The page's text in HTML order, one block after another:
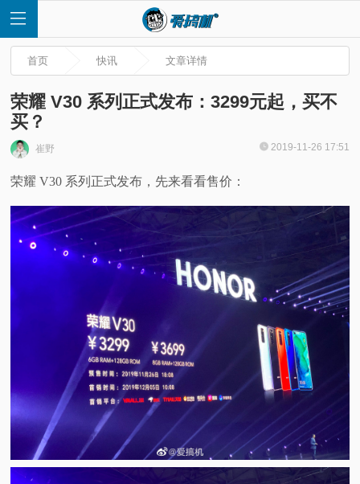
首
页
快
讯
频
科
首页 快讯 文章详情
荣耀 V30 系列正式发布：3299元起，买不
买？
崔野 2019-11-26 17:51
荣耀 V30 系列正式发布，先来看看售价：